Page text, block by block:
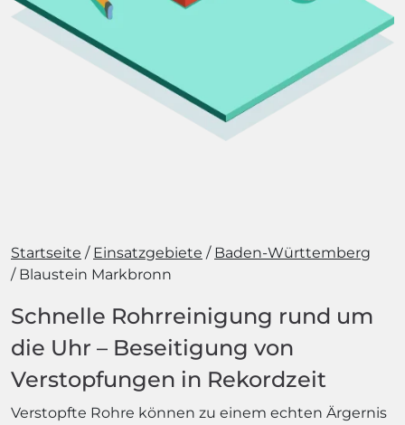
Startseite Einsatzgebiete
Baden-Württemberg
Blaustein Markbronn
Schnelle Rohrreinigung rund um
die Uhr – Beseitigung von
Verstopfungen in Rekordzeit
Verstopfte Rohre können zu einem echten Ärgernis